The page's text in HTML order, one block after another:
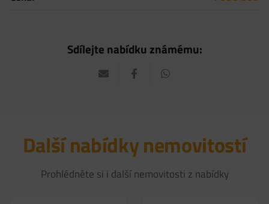
Sdílejte nabídku známému:
Další nabídky nemovitostí
Prohlédněte si i další nemovitosti z nabídky
3 850 000Kč